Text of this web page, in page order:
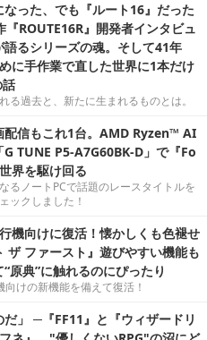
った、でも『ルート16』だった
ROUTE16R』開発者インタビュ
るシリーズの魂。そして41年
に手作業で直した世界に1本だけ
話
る過去と、新たに生まれるものとは。
配信もこれ1台。AMD Ryzen™ AI
TUNE P5-A7G60BK-D」で『Fo
界を駆け回る
るノートPCで話題のレースタイトルを
ックしました！
機向けに復活！懐かしくも色褪せ
ザ ファースト』遊びやすい機能も
原典”に触れるのにぴったり
けの新機能を備えて復活！
だ」 ─『FF11』と『ウィザードリ